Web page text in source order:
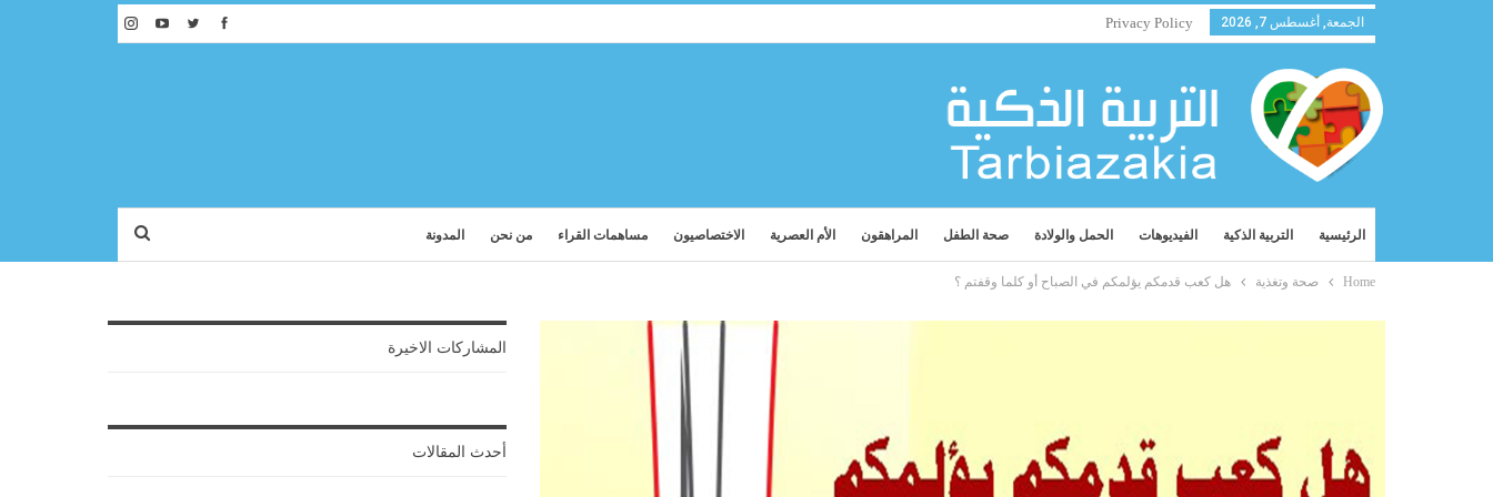
الجمعة, أغسطس 7, 2026 Privacy Policy
الرئيسية التربية الذكية الفيديوهات الحمل والولادة صحة الطفل المراهقون الأم العصرية الاختصاصيون مساهمات القراء من نحن المدونة
Home صحة وتغذية هل كعب قدمكم يؤلمكم في الصباح أو كلما وقفتم ؟
المشاركات الاخيرة
أحدث المقالات